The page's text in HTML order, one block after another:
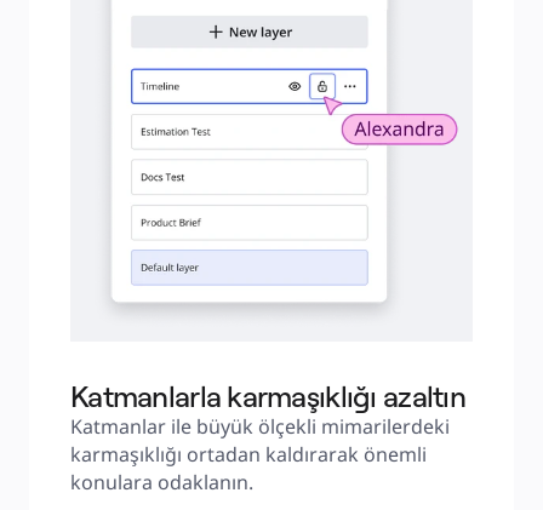
Katmanlarla karmaşıklığı azaltın
Katmanlar ile büyük ölçekli mimarilerdeki
karmaşıklığı ortadan kaldırarak önemli
konulara odaklanın.